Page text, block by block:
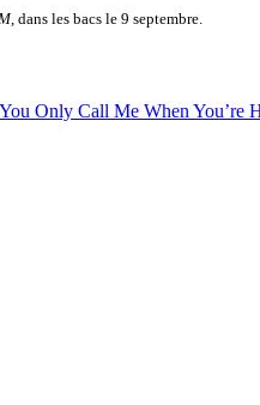
, dans les bacs le 9 septembre.
Only Call Me When You’re